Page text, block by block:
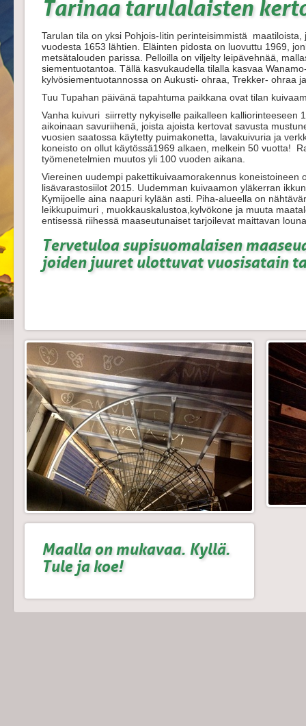
Tarinaa tarulalaisten
Tarulan tila on yksi Pohjois-Iitin perinteisimmistä
vuodesta 1653 lähtien. Eläinten pidosta on luovuttu 1969,
metsätalouden parissa. Pelloilla on viljelty leipävehnää,
siementuotantoa. Tällä kasvukaudella tilalla kasvaa
kylvösiementuotannossa on Aukusti- ohraa, Trekker- ohraa
Tuu Tupahan päivänä tapahtuma paikkana ovat tilan
Vanha kuivuri siirretty nykyiselle paikalleen kalliorinteeseen
aikoinaan savuriihenä, joista ajoista kertovat savusta
vuosien saatossa käytetty puimakonetta, lavakuivuria ja
koneisto on ollut käytössä1969 alkaen, melkein 50 vuotta!
työmenetelmien muutos yli 100 vuoden aikana.
Viereinen uudempi pakettikuivaamorakennus koneistoineen
lisävarastosiilot 2015. Uudemman kuivaamon yläkerran
Kymijoelle aina naapuri kylään asti. Piha-alueella on
leikkupuimuri , muokkauskalustoa,kylvökone ja muuta
entisessä riihessä maaseutunaiset tarjoilevat maittavan
Tervetuloa supisuomalaisen
joiden juuret ulottuvat vuosisatain
Maalla on mukavaa. Kyllä.
Tule ja koe!